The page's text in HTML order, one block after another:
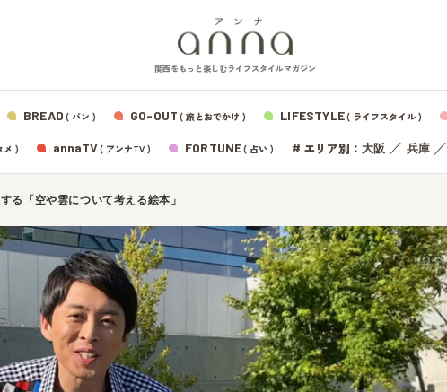
関西をもっと楽しむライフスタイルマガジン
BREAD ( パン ) GO-OUT ( 旅とおでかけ ) LIFESTYLE( ライフスタイル )
メ ) annaTV( アンナTV ) FORTUNE( 占い ) # エリア別： 大阪 ／ 兵庫／
る「空や雲について考える絵本」